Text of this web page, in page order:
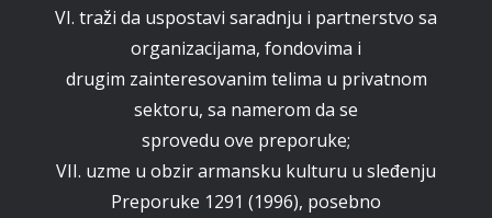
VI. traži da uspostavi saradnju i partnerstvo sa
organizacijama, fondovima i
drugim zainteresovanim telima u privatnom
sektoru, sa namerom da se
sprovedu ove preporuke;
VII. uzme u obzir armansku kulturu u sleđenju
Preporuke 1291 (1996), posebno